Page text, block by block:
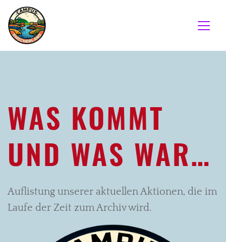
WAS KOMMT
UND WAS WAR…
Auflistung unserer aktuellen Aktionen, die im
Laufe der Zeit zum Archiv wird.